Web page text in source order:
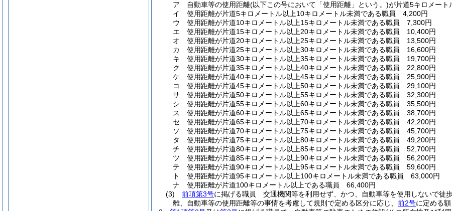
ア
自動車等の使用距離(以下この号において「使用距離」という。)が片道5キロメー
イ
使用距離が片道5キロメートル以上10キロメートル未満である職員 4,200円
ウ
使用距離が片道10キロメートル以上15キロメートル未満である職員 7,300円
エ
使用距離が片道15キロメートル以上20キロメートル未満である職員 10,400円
オ
使用距離が片道20キロメートル以上25キロメートル未満である職員 13,500円
カ
使用距離が片道25キロメートル以上30キロメートル未満である職員 16,600円
キ
使用距離が片道30キロメートル以上35キロメートル未満である職員 19,700円
ク
使用距離が片道35キロメートル以上40キロメートル未満である職員 22,800円
ケ
使用距離が片道40キロメートル以上45キロメートル未満である職員 25,900円
コ
使用距離が片道45キロメートル以上50キロメートル未満である職員 29,100円
サ
使用距離が片道50キロメートル以上55キロメートル未満である職員 32,300円
シ
使用距離が片道55キロメートル以上60キロメートル未満である職員 35,500円
ス
使用距離が片道60キロメートル以上65キロメートル未満である職員 38,700円
セ
使用距離が片道65キロメートル以上70キロメートル未満である職員 42,200円
ソ
使用距離が片道70キロメートル以上75キロメートル未満である職員 45,700円
タ
使用距離が片道75キロメートル以上80キロメートル未満である職員 49,200円
チ
使用距離が片道80キロメートル以上85キロメートル未満である職員 52,700円
ツ
使用距離が片道85キロメートル以上90キロメートル未満である職員 56,200円
テ
使用距離が片道90キロメートル以上95キロメートル未満である職員 59,600円
ト
使用距離が片道95キロメートル以上100キロメートル未満である職員 63,000円
ナ
使用距離が片道100キロメートル以上である職員 66,400円
(3)
前項第3号に掲げる職員 交通機関等を利用せず、かつ、自動車等を使用しないで徒
離、自動車等の使用距離等の事情を考慮して規則で定める区分に応じ、 前2号に定める額